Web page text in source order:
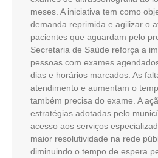
meses. A iniciativa tem como
demanda reprimida e agilizar o
pacientes que aguardam pelo
Secretaria de Saúde reforça a
pessoas com exames
dias e horários marcados. As
atendimento e aumentam o
também precisa do exame. A
estratégias adotadas pelo
acesso aos serviços
maior resolutividade na rede
diminuindo o tempo de espera